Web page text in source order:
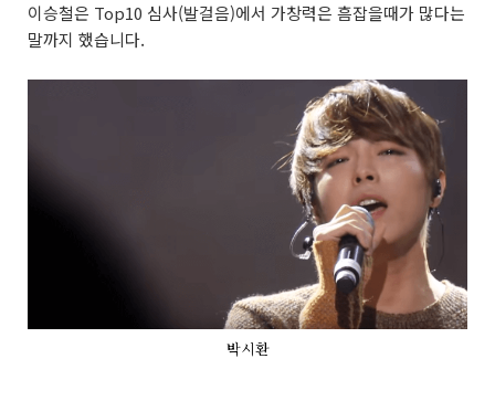
이승철은 Top10 심사(발걸음)에서 가창력은 흠잡을때가 많다는
말까지 했습니다.
박시환